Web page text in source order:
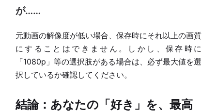
が……
元動画の解像度が低い場合、保存時にそれ以上の画質
にすることはできません。しかし、保存時に
「1080p」等の選択肢がある場合は、必ず最大値を選
択しているか確認してください。
結論：あなたの「好き」を、最高